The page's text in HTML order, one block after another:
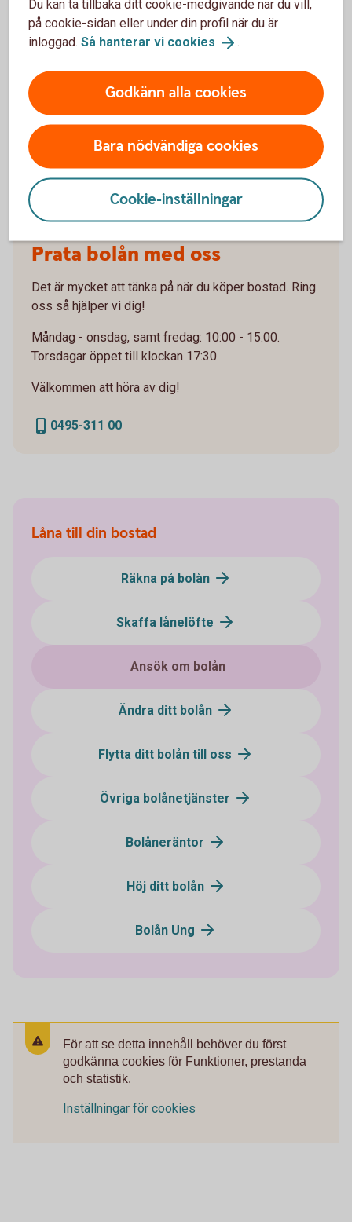
Prata bolån med oss
Det är mycket att tänka på när du köper bostad. Ring
oss så hjälper vi dig!
Måndag - onsdag, samt fredag: 10:00 - 15:00.
Torsdagar öppet till klockan 17:30.
Välkommen att höra av dig!
0495-311 00
Låna till din bostad
Räkna på bolån
Skaffa lånelöfte
Ansök om bolån
Ändra ditt bolån
Flytta ditt bolån till oss
Övriga bolånetjänster
Bolåneräntor
Höj ditt bolån
Bolån Ung
För att se detta innehåll behöver du först
godkänna cookies för Funktioner, prestanda
och statistik.
Inställningar för cookies
Du kan ta tillbaka ditt cookie-medgivande när du vill,
på cookie-sidan eller under din profil när du är
inloggad. Så hanterar vi cookies .
Godkänn alla cookies
Bara nödvändiga cookies
Cookie-inställningar